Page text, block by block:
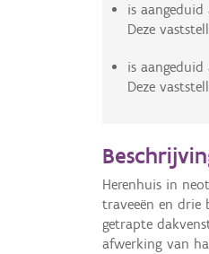
is aangeduid
Deze
is aangeduid
Deze
Herenhuis in
traveeën en drie
getrapte
afwerking van